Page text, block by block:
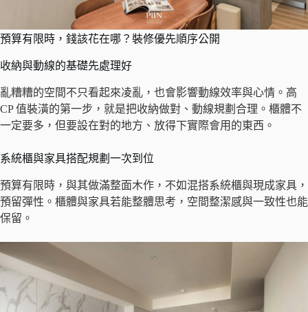
預算有限時，錢該花在哪？裝修優先順序公開
收納與動線的基礎先處理好
亂糟糟的空間不只看起來凌亂，也會影響動線效率與心情。高
CP 值裝潢的第一步，就是把收納做對、動線規劃合理。櫃體不
一定要多，但要設在對的地方、放得下實際會用的東西。
系統櫃與家具搭配規劃一次到位
預算有限時，與其做滿整面木作，不如混搭系統櫃與現成家具，
預留彈性。櫃體與家具若能整體思考，空間整潔感與一致性也能
保留。